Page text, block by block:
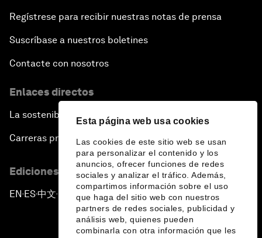
Esta página web usa cookies
Las cookies de este sitio web se usan
para personalizar el contenido y los
anuncios, ofrecer funciones de redes
sociales y analizar el tráfico. Además,
compartimos información sobre el uso
que haga del sitio web con nuestros
partners de redes sociales, publicidad y
análisis web, quienes pueden
combinarla con otra información que les
Regístrese para recibir nuestras notas de prensa
Suscríbase a nuestros boletines
Contacte con nosotros
Enlaces directos
La sostenibilidad en el Foro
Carreras profesionales
Ediciones en otros idiomas
EN ▪ ES▪中文▪ 日本語